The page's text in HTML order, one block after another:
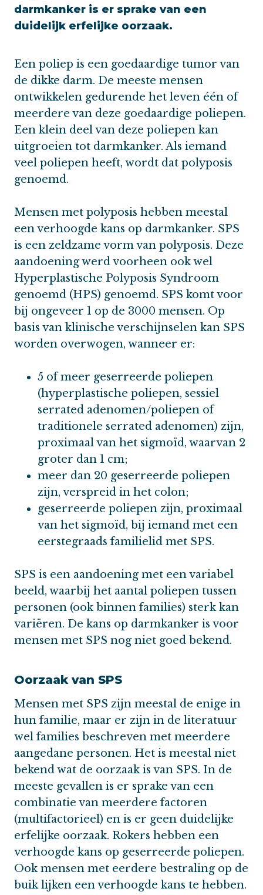
darmkanker is er sprake van een
duidelijk erfelijke oorzaak.
Een poliep is een goedaardige tumor van
de dikke darm. De meeste mensen
ontwikkelen gedurende het leven één of
meerdere van deze goedaardige poliepen.
Een klein deel van deze poliepen kan
uitgroeien tot darmkanker. Als iemand
veel poliepen heeft, wordt dat polyposis
genoemd.
Mensen met polyposis hebben meestal
een verhoogde kans op darmkanker. SPS
is een zeldzame vorm van polyposis. Deze
aandoening werd voorheen ook wel
Hyperplastische Polyposis Syndroom
genoemd (HPS) genoemd. SPS komt voor
bij ongeveer 1 op de 3000 mensen. Op
basis van klinische verschijnselen kan SPS
worden overwogen, wanneer er:
5 of meer geserreerde poliepen
(hyperplastische poliepen, sessiel
serrated adenomen/poliepen of
traditionele serrated adenomen) zijn,
proximaal van het sigmoïd, waarvan 2
groter dan 1 cm;
meer dan 20 geserreerde poliepen
zijn, verspreid in het colon;
geserreerde poliepen zijn, proximaal
van het sigmoïd, bij iemand met een
eerstegraads familielid met SPS.
SPS is een aandoening met een variabel
beeld, waarbij het aantal poliepen tussen
personen (ook binnen families) sterk kan
variëren. De kans op darmkanker is voor
mensen met SPS nog niet goed bekend.
Oorzaak van SPS
Mensen met SPS zijn meestal de enige in
hun familie, maar er zijn in de literatuur
wel families beschreven met meerdere
aangedane personen. Het is meestal niet
bekend wat de oorzaak is van SPS. In de
meeste gevallen is er sprake van een
combinatie van meerdere factoren
(multifactorieel) en is er geen duidelijke
erfelijke oorzaak. Rokers hebben een
verhoogde kans op geserreerde poliepen.
Ook mensen met eerdere bestraling op de
buik lijken een verhoogde kans te hebben.